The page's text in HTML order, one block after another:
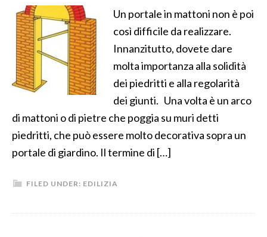
Un portale in mattoni non è poi
così difficile da realizzare.
Innanzitutto, dovete dare
molta importanza alla solidità
dei piedritti e alla regolarità
dei giunti. Una volta è un arco
di mattoni o di pietre che poggia su muri detti
piedritti, che può essere molto decorativa sopra un
portale di giardino. Il termine di […]
FILED UNDER: EDILIZIA